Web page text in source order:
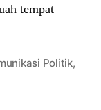
tempat
Politik,